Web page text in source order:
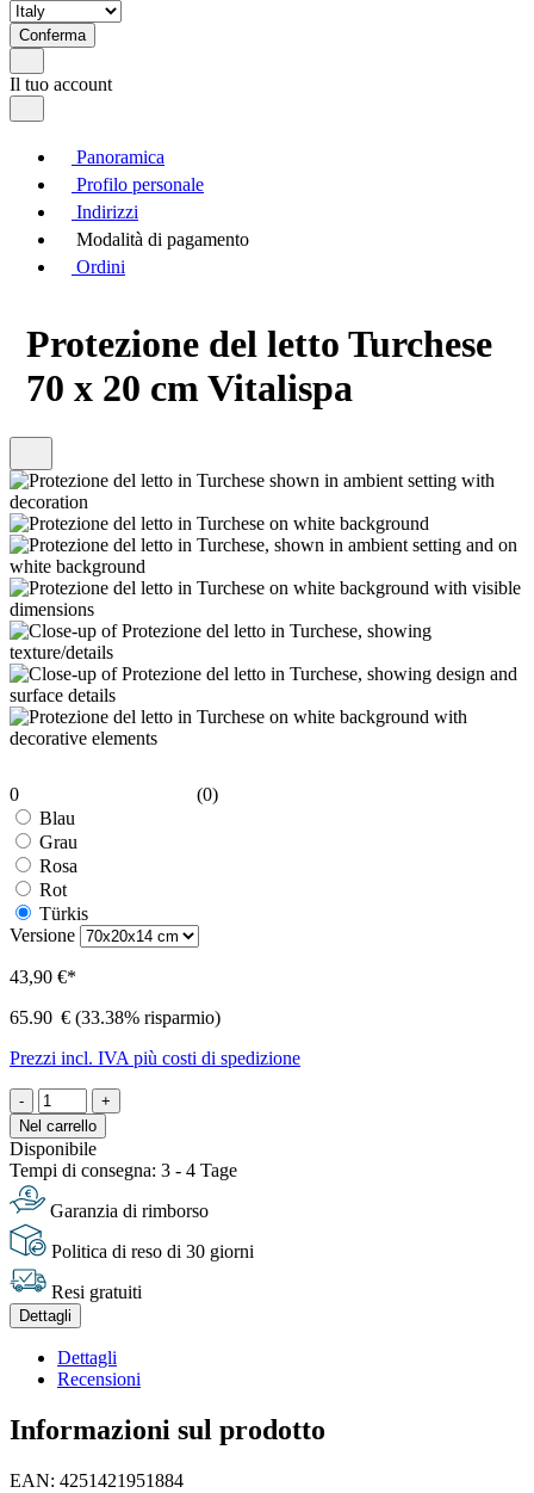
Conferma
Il tuo account
Panoramica
Profilo personale
Indirizzi
Modalità di pagamento
Ordini
Protezione del letto Turchese
70 x 20 cm Vitalispa
0
(0)
Blau
Grau
Rosa
Rot
Türkis
Versione
43,90 €*
65.90 € (33.38% risparmio)
Prezzi incl. IVA più costi di spedizione
-
+
Nel carrello
Disponibile
Tempi di consegna: 3 - 4 Tage
Garanzia di rimborso
Politica di reso di 30 giorni
Resi gratuiti
Dettagli
Dettagli
Recensioni
Informazioni sul prodotto
EAN: 4251421951884